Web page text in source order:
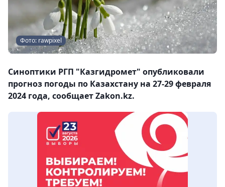
Фото: rawpixel
Синоптики РГП "Казгидромет" опубликовали
прогноз погоды по Казахстану на 27-29 февраля
2024 года, сообщает Zakon.kz.